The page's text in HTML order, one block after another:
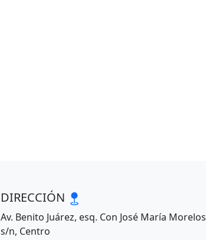
DIRECCIÓN
Av. Benito Juárez, esq. Con José María Morelos
s/n, Centro